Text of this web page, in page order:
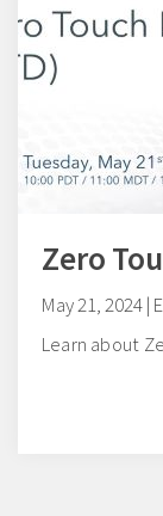
Zero
May 21, 2024 |
Learn about